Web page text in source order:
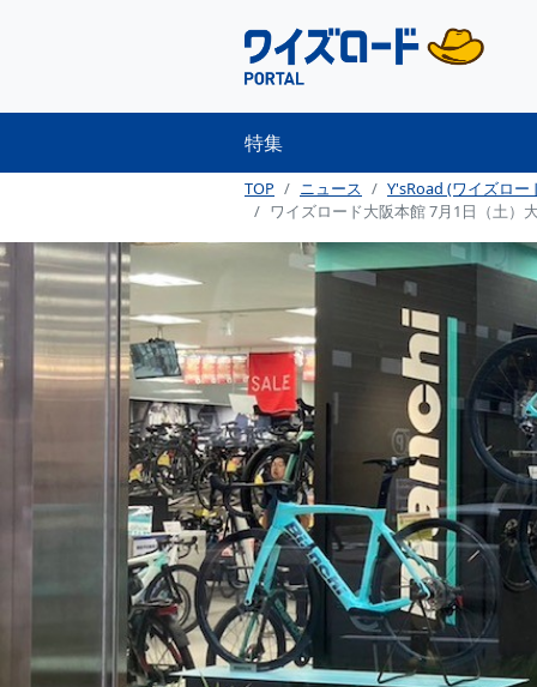
特集
TOP ニュース
Y'sRoad (ワイズロー
ワイズロード大阪本館 7月1日（土）